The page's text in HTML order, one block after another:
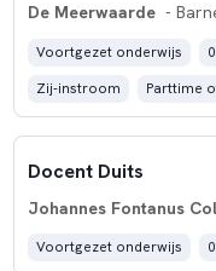
De Meerwaarde -
Voortgezet onderwijs
Zij-instroom
Parttime
Docent Duits
Johannes Fontanus
Voortgezet onderwijs